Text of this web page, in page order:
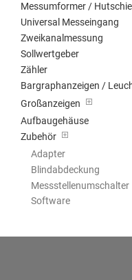
Messumformer /
Universal Messeingang
Zweikanalmessung
Sollwertgeber
Zähler
Bargraphanzeigen /
Großanzeigen
Aufbaugehäuse
Zubehör
Adapter
Blindabdeckung
Messstellenumschalter
Software